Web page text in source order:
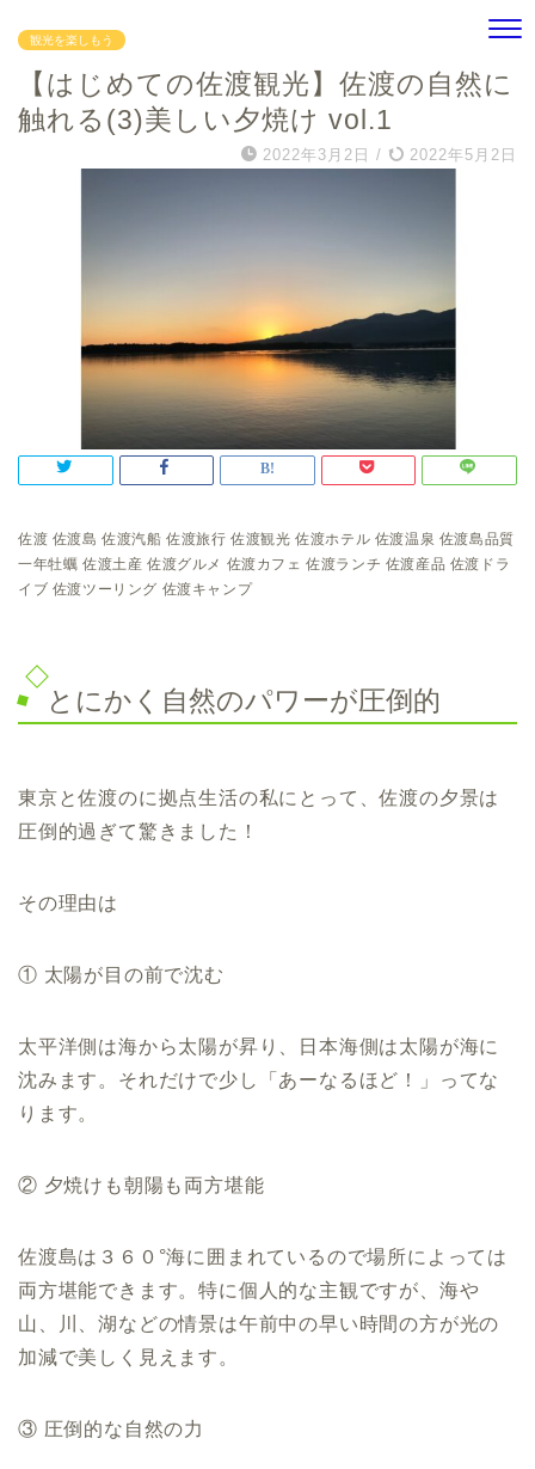
観光を楽しもう
【はじめての佐渡観光】佐渡の自然に
触れる(3)美しい夕焼け vol.1
2022年3月2日 / 2022年5月2日
佐渡 佐渡島 佐渡汽船 佐渡旅行 佐渡観光 佐渡ホテル 佐渡温泉 佐渡島品質
一年牡蠣 佐渡土産 佐渡グルメ 佐渡カフェ 佐渡ランチ 佐渡産品 佐渡ドラ
イブ 佐渡ツーリング 佐渡キャンプ
とにかく自然のパワーが圧倒的
東京と佐渡のに拠点生活の私にとって、佐渡の夕景は
圧倒的過ぎて驚きました！
その理由は
① 太陽が目の前で沈む
太平洋側は海から太陽が昇り、日本海側は太陽が海に
沈みます。それだけで少し「あーなるほど！」ってな
ります。
② 夕焼けも朝陽も両方堪能
佐渡島は３６０°海に囲まれているので場所によっては
両方堪能できます。特に個人的な主観ですが、海や
山、川、湖などの情景は午前中の早い時間の方が光の
加減で美しく見えます。
③ 圧倒的な自然の力